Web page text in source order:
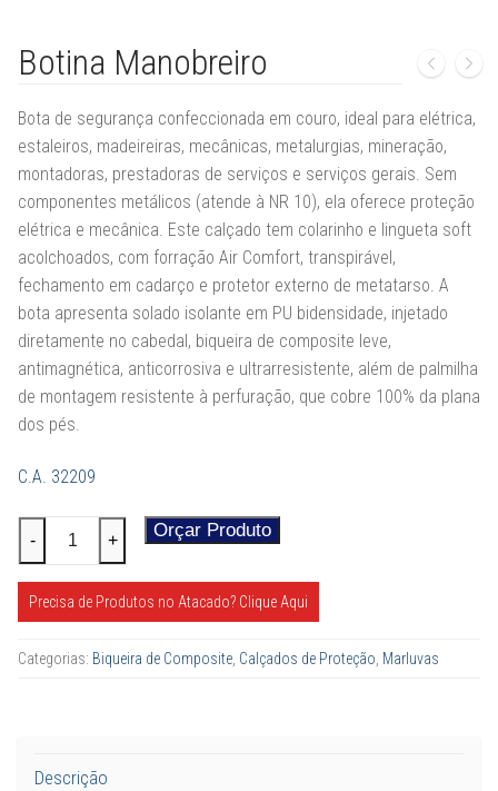
Botina Manobreiro
Bota de segurança confeccionada em couro, ideal para elétrica,
estaleiros, madeireiras, mecânicas, metalurgias, mineração,
montadoras, prestadoras de serviços e serviços gerais. Sem
componentes metálicos (atende à NR 10), ela oferece proteção
elétrica e mecânica. Este calçado tem colarinho e lingueta soft
acolchoados, com forração Air Comfort, transpirável,
fechamento em cadarço e protetor externo de metatarso. A
bota apresenta solado isolante em PU bidensidade, injetado
diretamente no cabedal, biqueira de composite leve,
antimagnética, anticorrosiva e ultrarresistente, além de palmilha
de montagem resistente à perfuração, que cobre 100% da plana
dos pés.
C.A. 32209
Manobreiro
quantidade
- + Orçar Produto
Precisa de Produtos no Atacado? Clique Aqui
Categorias: Biqueira de Composite, Calçados de Proteção, Marluvas
Descrição